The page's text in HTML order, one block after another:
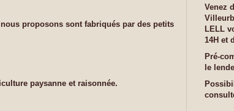
proposons sont fabriqués par des petits
paysanne et raisonnée.
Venez
LELL
14H et
Pré-
le